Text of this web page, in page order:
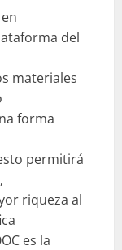
del
materiales
forma
permitirá
riqueza al
es la